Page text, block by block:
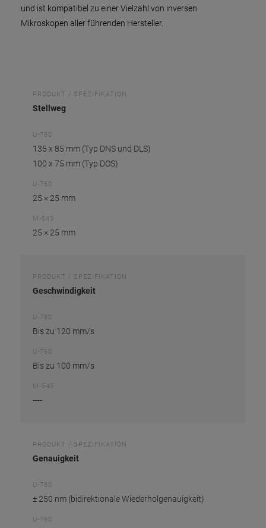
und ist kompatibel zu einer Vielzahl von inversen
Mikroskopen aller führenden Hersteller.
PRODUKT / SPEZIFIKATION
Stellweg
U-780
135 x 85 mm (Typ DNS und DLS)
100 x 75 mm (Typ DOS)
U-760
25 × 25 mm
M-545
25 × 25 mm
PRODUKT / SPEZIFIKATION
Geschwindigkeit
U-780
Bis zu 120 mm/s
U-760
Bis zu 100 mm/s
M-545
----
PRODUKT / SPEZIFIKATION
Genauigkeit
U-780
± 250 nm (bidirektionale Wiederholgenauigkeit)
U-760